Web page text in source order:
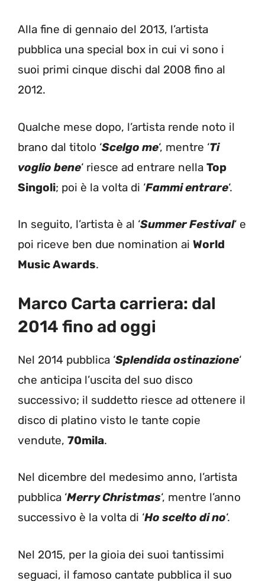
Alla fine di gennaio del 2013, l’artista
pubblica una special box in cui vi sono i
suoi primi cinque dischi dal 2008 fino al
2012.
Qualche mese dopo, l’artista rende noto il
brano dal titolo ‘Scelgo me‘, mentre ‘Ti
voglio bene‘ riesce ad entrare nella Top
Singoli; poi è la volta di ‘Fammi entrare‘.
In seguito, l’artista è al ‘Summer Festival‘ e
poi riceve ben due nomination ai World
Music Awards.
Marco Carta carriera: dal
2014 fino ad oggi
Nel 2014 pubblica ‘Splendida ostinazione‘
che anticipa l’uscita del suo disco
successivo; il suddetto riesce ad ottenere il
disco di platino visto le tante copie
vendute, 70mila.
Nel dicembre del medesimo anno, l’artista
pubblica ‘Merry Christmas‘, mentre l’anno
successivo è la volta di ‘Ho scelto di no‘.
Nel 2015, per la gioia dei suoi tantissimi
seguaci, il famoso cantate pubblica il suo